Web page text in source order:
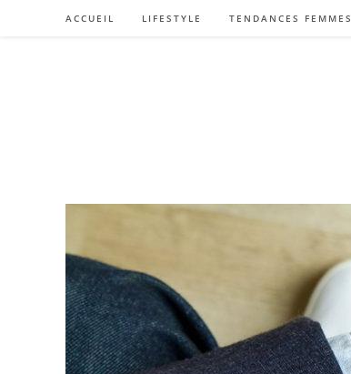
ACCUEIL LIFESTYLE TENDANCES FEMMES